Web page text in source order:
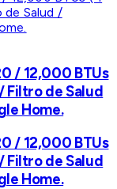
/ 12,000 BTUs
Filtro de Salud
Home.
/ 12,000 BTUs
Filtro de Salud
Home.